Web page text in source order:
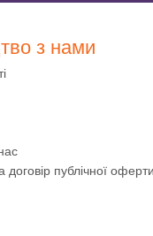
з нами
договір публічної оферти